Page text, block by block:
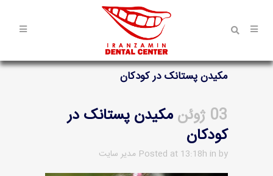
مکیدن پستانک در کودکان
03 ژوئن
مکیدن پستانک در
کودکان
Posted at 13:18h in by مدیر سایت